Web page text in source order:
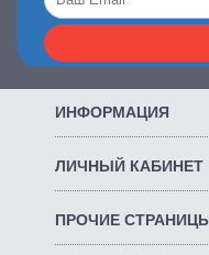
ИНФОРМАЦИЯ
ЛИЧНЫЙ КАБИНЕТ
ПРОЧИЕ